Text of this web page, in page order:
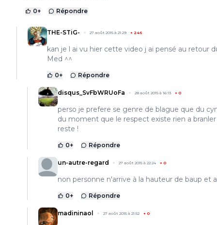
0+ Répondre
THE-STiG- 27 août 2015 à 21:29 + 246
kan je l ai vu hier cette video j ai pensé au retour
Med ^^
0+ Répondre
disqus_SvFbWRUoFa 28 août 2015 à 16:13 + 0
perso je prefere se genre de blague que du
du moment que le respect existe rien a
reste !
0+ Répondre
un-autre-regard 27 août 2015 à 22:24 + 0
non personne n'arrive à la hauteur de baup et
0+ Répondre
madininaol 27 août 2015 à 21:52 + 0